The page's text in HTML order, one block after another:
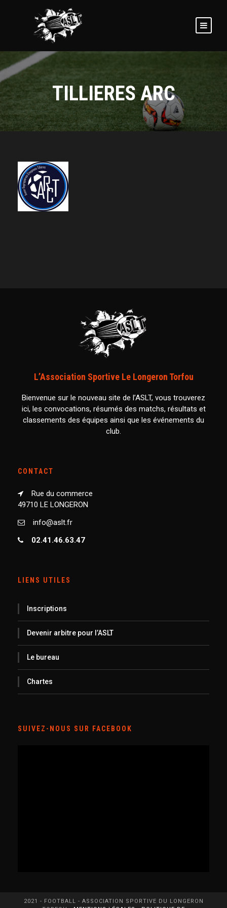
TILLIERES ARC
L’Association Sportive Le Longeron Torfou
Bienvenue sur le nouveau site de l’ASLT, vous trouverez
ici, les convocations, résumés des matchs, résultats et
classements des équipes ainsi que les événements du
club.
CONTACT
Rue du commerce
49710 LE LONGERON
info@aslt.fr
02.41.46.63.47
LIENS UTILES
Inscriptions
Devenir arbitre pour l’ASLT
Le bureau
Chartes
SUIVEZ-NOUS SUR FACEBOOK
2021 - FOOTBALL - ASSOCIATION SPORTIVE DU LONGERON